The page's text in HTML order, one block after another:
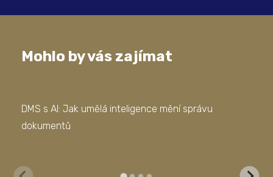
Mohlo by vás zajímat
DMS s AI: Jak umělá inteligence mění správu
dokumentů